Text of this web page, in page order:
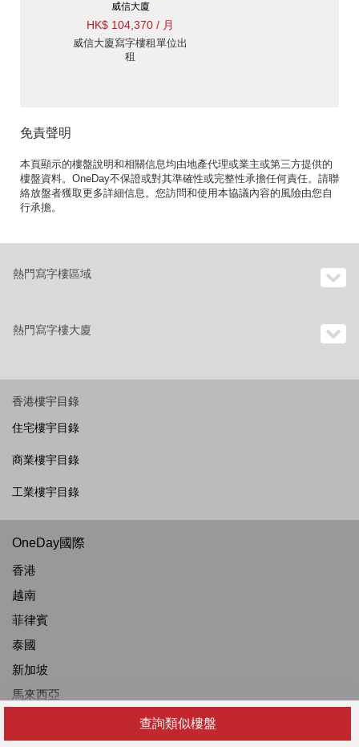
查詢類似樓盤
威信大廈
HK$ 104,370 / 月
威信大廈寫字樓租單位出
租
免責聲明
本頁顯示的樓盤說明和相關信息均由地產代理或業主或第三方提供的
樓盤資料。OneDay不保證或對其準確性或完整性承擔任何責任。請聯
絡放盤者獲取更多詳細信息。您訪問和使用本協議內容的風險由您自
行承擔。
熱門寫字樓區域
熱門寫字樓大廈
香港樓宇目錄
住宅樓宇目錄
商業樓宇目錄
工業樓宇目錄
OneDay國際
香港
越南
菲律賓
泰國
新加坡
馬來西亞